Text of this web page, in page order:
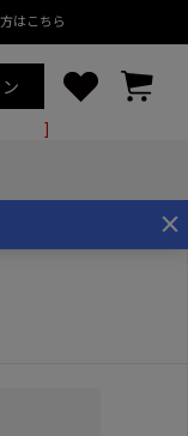
はこちら
×